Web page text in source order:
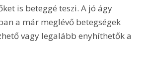
is beteggé teszi. A jó ágy
a már meglévő betegségek
vagy legalább enyhíthetők a